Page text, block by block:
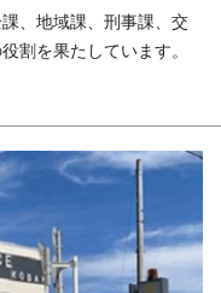
、地域課、刑事課、交
割を果たしています。